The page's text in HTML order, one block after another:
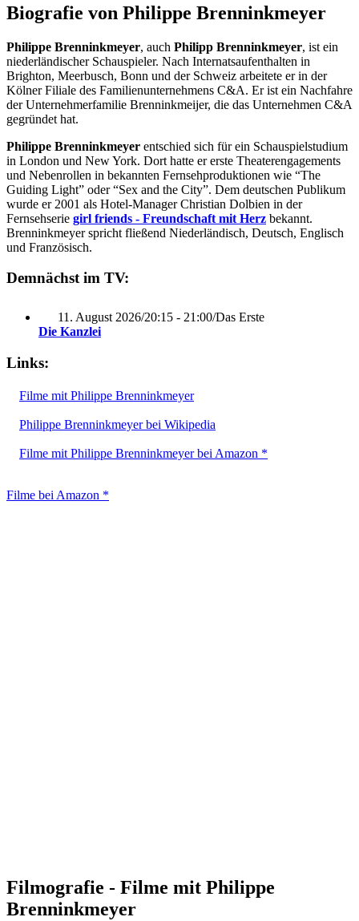
Biografie von Philippe Brenninkmeyer
Philippe Brenninkmeyer, auch Philipp Brenninkmeyer, ist ein
niederländischer Schauspieler. Nach Internatsaufenthalten in
Brighton, Meerbusch, Bonn und der Schweiz arbeitete er in der
Kölner Filiale des Familienunternehmens C&A. Er ist ein Nachfahre
der Unternehmerfamilie Brenninkmeijer, die das Unternehmen C&A
gegründet hat.
Philippe Brenninkmeyer entschied sich für ein Schauspielstudium
in London und New York. Dort hatte er erste Theaterengagements
und Nebenrollen in bekannten Fernsehproduktionen wie “The
Guiding Light” oder “Sex and the City”. Dem deutschen Publikum
wurde er 2001 als Hotel-Manager Christian Dolbien in der
Fernsehserie girl friends - Freundschaft mit Herz bekannt.
Brenninkmeyer spricht fließend Niederländisch, Deutsch, Englisch
und Französisch.
Demnächst im TV:
11. August 2026/20:15 - 21:00/Das Erste
Die Kanzlei
Links:
Filme mit Philippe Brenninkmeyer
Philippe Brenninkmeyer bei Wikipedia
Filme mit Philippe Brenninkmeyer bei Amazon *
Filme bei Amazon *
Filmografie - Filme mit Philippe
Brenninkmeyer